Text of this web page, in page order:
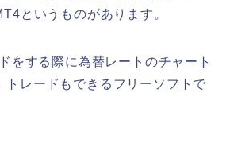
というものがあります。
をする際に為替レートのチャート
トレードもできるフリーソフトで